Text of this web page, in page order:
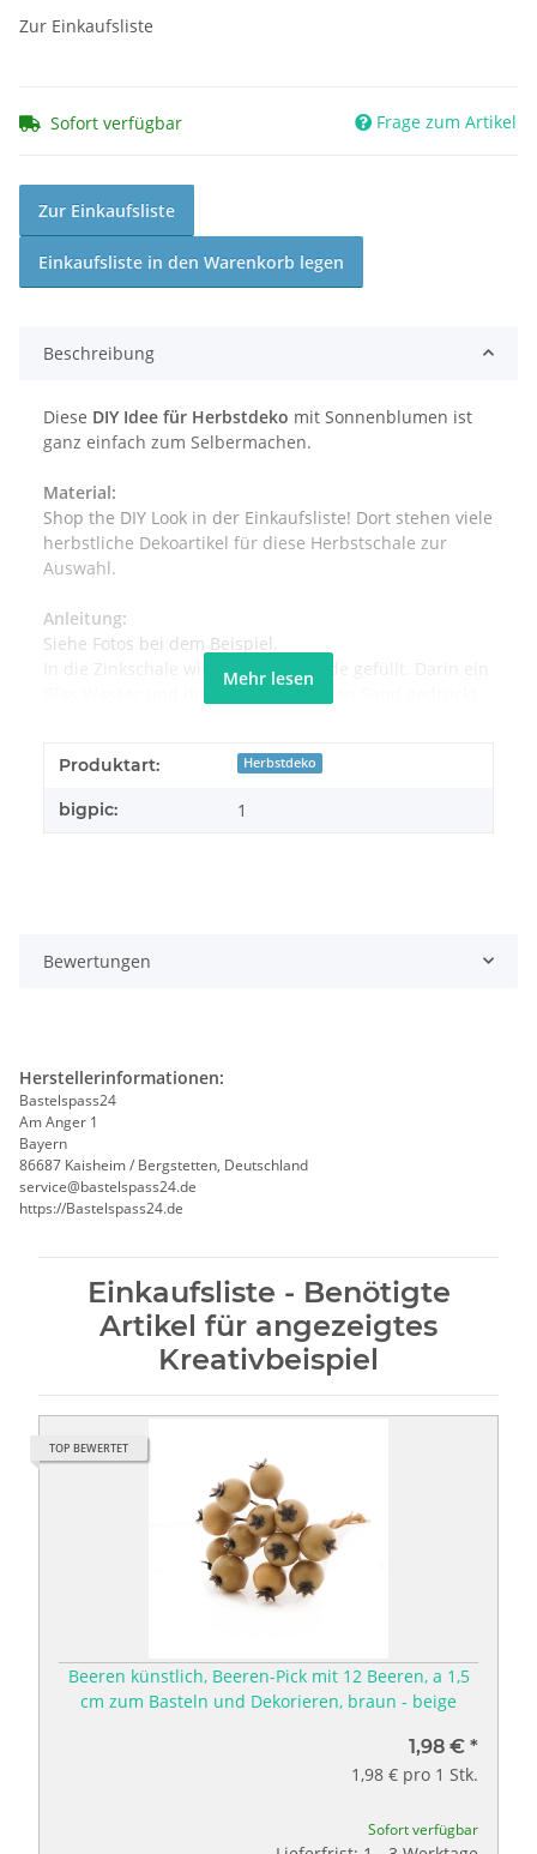
Zur Einkaufsliste
Sofort verfügbar Frage zum Artikel
Zur Einkaufsliste
Einkaufsliste in den Warenkorb legen
Beschreibung
Diese DIY Idee für Herbstdeko mit Sonnenblumen ist
ganz einfach zum Selbermachen.
Material:
Shop the DIY Look in der Einkaufsliste! Dort stehen viele
herbstliche Dekoartikel für diese Herbstschale zur
Auswahl.
Anleitung:
Siehe Fotos bei dem Beispiel.
In die Zinkschale wird Sand oder Erde gefüllt. Darin ein
Glas mit Wasser geben.
Mehr lesen
Produktart: Herbstdeko
bigpic: 1
Bewertungen
Herstellerinformationen:
Bastelspass24
Am Anger 1
Bayern
86687 Kaisheim / Bergstetten, Deutschland
service@bastelspass24.de
https://Bastelspass24.de
Einkaufsliste - Benötigte
Artikel für angezeigtes
Kreativbeispiel
TOP BEWERTET
Beeren künstlich, Beeren-Pick mit 12 Beeren, a 1,5
cm zum Basteln und Dekorieren, braun - beige
1,98 € *
1,98 € pro 1 Stk.
Sofort verfügbar